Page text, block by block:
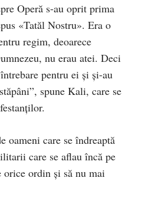
Operă s-au oprit prima
«Tatăl Nostru». Era o
regim, deoarece
nu erau atei. Deci
pentru ei și și-au
spune Kali, care se
oameni care se îndreaptă
care se aflau încă pe
orice ordin și să nu mai